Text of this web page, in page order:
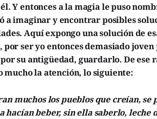
Y entonces a la magia le puso
a imaginar y encontrar posibles
Aquí expongo una solución de
ser yo entonces demasiado
su antigüedad, guardarlo. De
la atención, lo siguiente:
muchos los pueblos que creían, se
beber, sin ella saberlo, leche